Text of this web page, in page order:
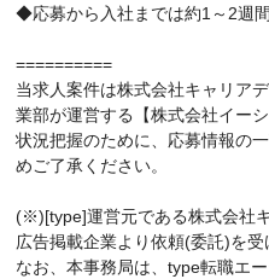
◆応募から入社までは約1～2週
==========
当求人案件は株式会社キャリア
業部が運営する【株式会社イー
状況把握のために、応募情報の
めご了承ください。
(※)[type]運営元である株式会社
広告掲載企業より依頼(委託)を受
なお、本事務局は、type転職エ